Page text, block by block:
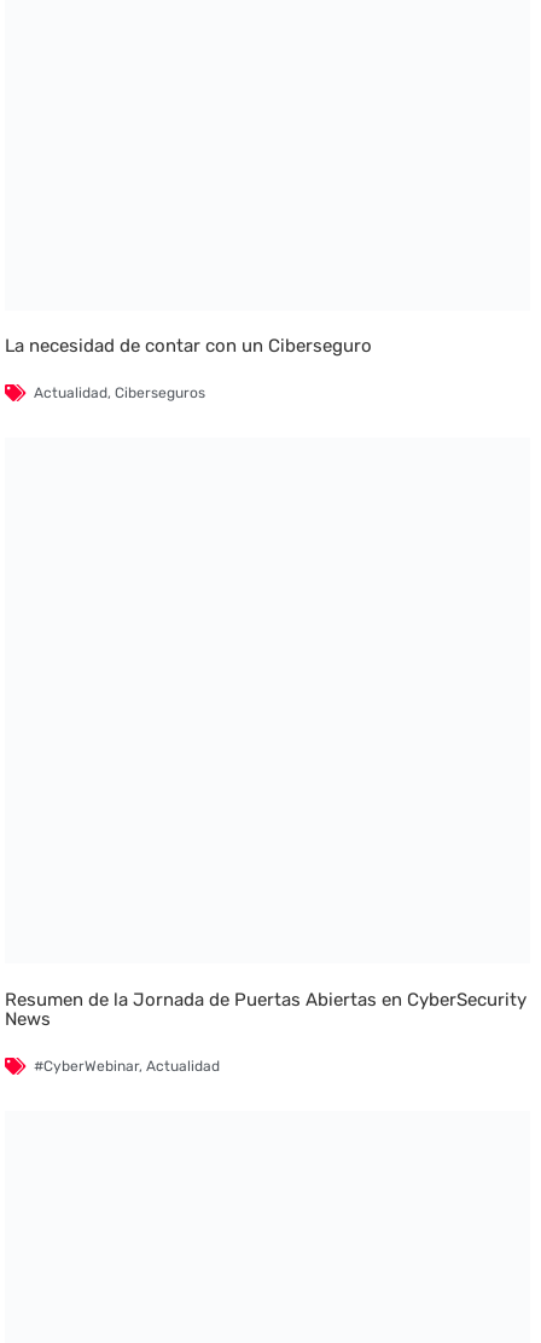
La necesidad de contar con un Ciberseguro
Actualidad,Ciberseguros
Resumen de la Jornada de Puertas Abiertas en CyberSecurity
News
#CyberWebinar,Actualidad